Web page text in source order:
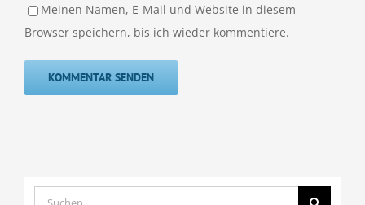
Meinen Namen, E-Mail und Website in diesem
Browser speichern, bis ich wieder kommentiere.
Suche